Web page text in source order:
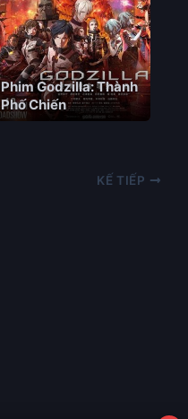
Phim Godzilla: Thành
Phố Chiến
KẾ TIẾP